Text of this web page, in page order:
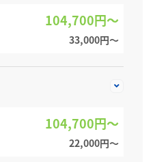
104,700円～
33,000円〜
104,700円～
22,000円〜